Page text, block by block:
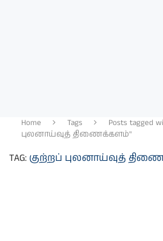
Home Tags
Posts tagged
புலனாய்வுத் திணைக்களம்"
TAG: குற்றப் புலனாய்வுத்